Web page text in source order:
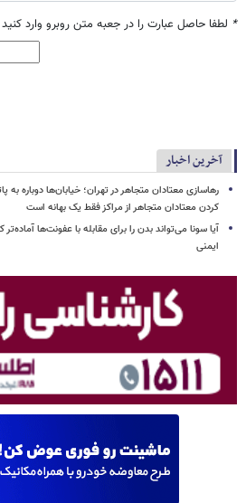
* لطفا حاصل عبارت را در جعبه متن روبرو وارد کنید
آخرین اخبار
رهاسازی معتادان متجاهر در تهران؛ خیابان‌ها دوباره به
کردن معتادان متجاهر از مراکز فقط یک بهانه است
ایمنی